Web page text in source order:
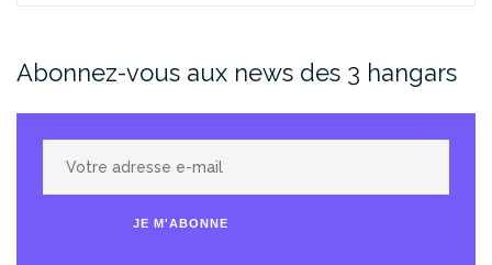
Abonnez-vous aux news des 3 hangars
adresse
JE M'ABONNE